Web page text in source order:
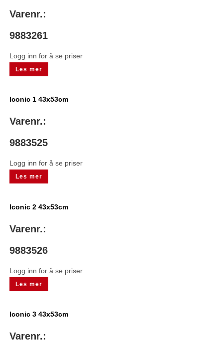
Varenr.:
9883261
Logg inn for å se priser
Les mer
Iconic 1 43x53cm
Varenr.:
9883525
Logg inn for å se priser
Les mer
Iconic 2 43x53cm
Varenr.:
9883526
Logg inn for å se priser
Les mer
Iconic 3 43x53cm
Varenr.: